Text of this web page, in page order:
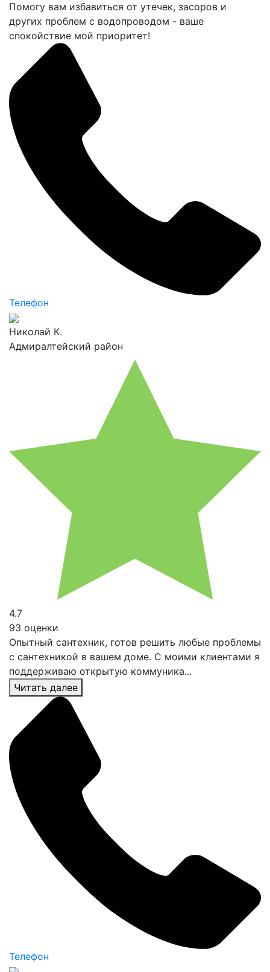
Помогу вам избавиться от утечек, засоров и
других проблем с водопроводом - ваше
спокойствие мой приоритет!
Телефон
Николай К.
Адмиралтейский район
4.7
93 оценки
Опытный сантехник, готов решить любые проблемы
с сантехникой в вашем доме. С моими клиентами я
поддерживаю открытую коммуника...
Читать далее
Телефон